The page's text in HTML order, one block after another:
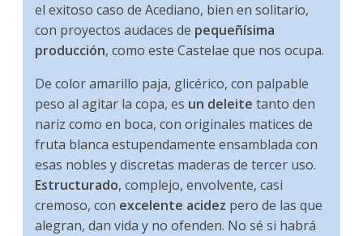
el exitoso caso de Acediano, bien en solitario,
con proyectos audaces de pequeñísima
producción, como este Castelae que nos ocupa.
De color amarillo paja, glicérico, con palpable
peso al agitar la copa, es un deleite tanto den
nariz como en boca, con originales matices de
fruta blanca estupendamente ensamblada con
esas nobles y discretas maderas de tercer uso.
Estructurado, complejo, envolvente, casi
cremoso, con excelente acidez pero de las que
alegran, dan vida y no ofenden. No sé si habrá